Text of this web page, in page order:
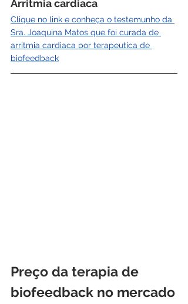
Arritmia cardiaca
Clique no link e conheça o testemunho da
Sra. Joaquina Matos que foi curada de
arritmia cardiaca por terapeutica de
biofeedback
Preço da terapia de
biofeedback no mercado